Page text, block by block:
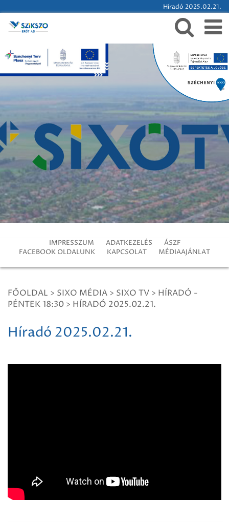
Híradó 2025.02.21.
IMPRESSZUM ADATKEZELÉS
ÁSZF
FACEBOOK OLDALUNK
KAPCSOLAT MÉDIAAJÁNLAT
FŐOLDAL > SIXO MÉDIA > SIXO TV > HÍRADÓ -
PÉNTEK 18:30 > HÍRADÓ 2025.02.21.
Híradó 2025.02.21.